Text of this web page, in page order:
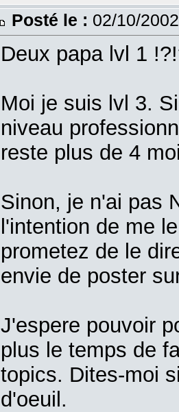
Posté le : 02/10/
Deux papa lvl 1
Moi je suis lvl 3.
niveau
reste plus de 4
Sinon, je n'ai pas
l'intention de me
prometez de le
envie de poster
J'espere pouvoir
plus le temps de
topics. Dites-moi
d'oeuil.